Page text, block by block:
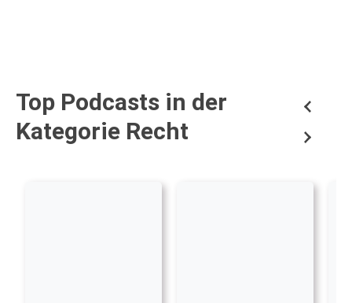
Top Podcasts in der
Kategorie Recht